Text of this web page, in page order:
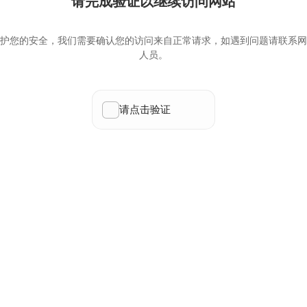
您的安全，我们需要确认您的访问来自正常请求，如遇到问题请联系
人员。